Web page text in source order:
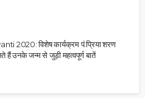
2020: विशेष कार्यक्रम पं.प्रिया शरण
हैं उनके जन्म से जुड़ी महत्वपूर्ण बातें